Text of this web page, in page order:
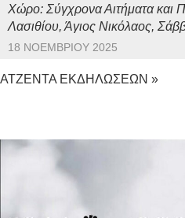
Χώρο: Σύγχρονα Αιτήματα και
Λασιθίου, Άγιος Νικόλαος,
18 ΝΟΕΜΒΡΊΟΥ 2025
ΑΤΖΕΝΤΑ ΕΚΔΗΛΩΣΕΩΝ »